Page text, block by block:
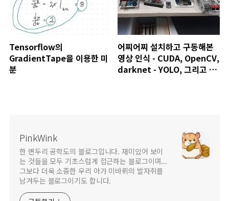
Tensorflow의
GradientTape을 이용한 미
분
어찌어찌 설치하고 구동해본
영상 인식 - CUDA, OpenCV,
darknet - YOLO, 그리고 고
PinkWink
한 변두리 공학도의 블로그입니다. 재미있어 보이
는 것들을 모두 기초스럽게 접근하는 블로그이며...
그보다 더욱 소중한 우리 아가 미바뤼의 발자취를
남겨두는 블로그이기도 합니다.